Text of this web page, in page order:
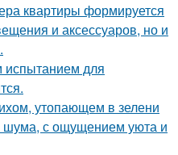
квартиры формируется
и аксессуаров, но и
для
утопающем в зелени
шума, с ощущением уюта и